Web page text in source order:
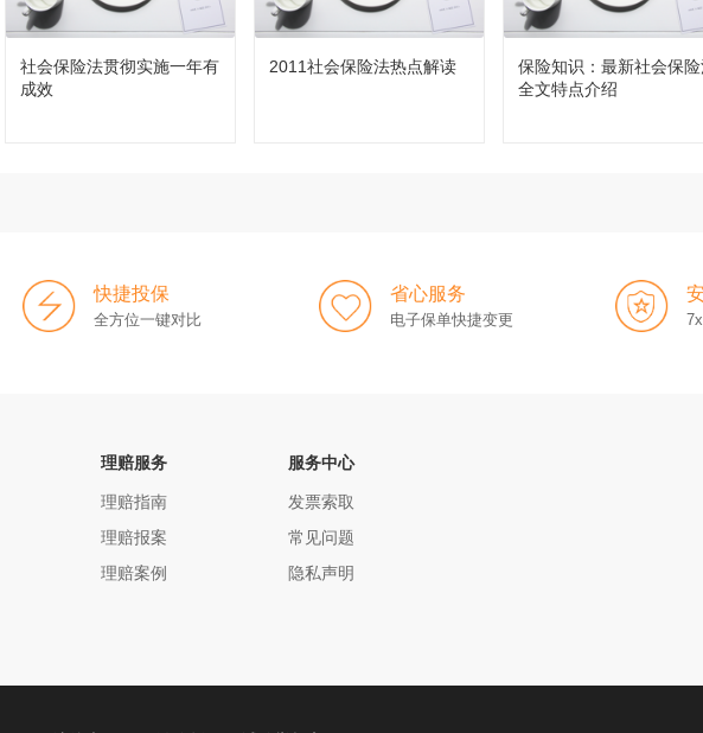
社会保险法贯彻实施一年有
成效
2011社会保险法热点解读
保险知识：最新社会保
全文特点介绍
快捷投保
全方位一键对比
省心服务
电子保单快捷变更
理赔服务
理赔指南
理赔报案
理赔案例
服务中心
发票索取
常见问题
隐私声明